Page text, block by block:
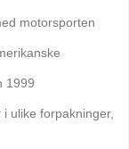
motorsporten
1999
ulike forpakninger,